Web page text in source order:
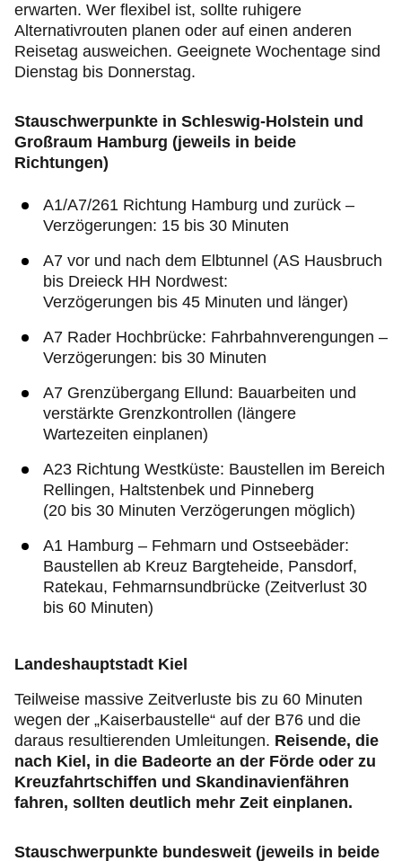
erwarten. Wer flexibel ist, sollte ruhigere
Alternativrouten planen oder auf einen anderen
Reisetag ausweichen. Geeignete Wochentage sind
Dienstag bis Donnerstag.
Stauschwerpunkte in Schleswig-Holstein und
Großraum Hamburg (jeweils in beide
Richtungen)
A1/A7/261 Richtung Hamburg und zurück –
Verzögerungen: 15 bis 30 Minuten
A7 vor und nach dem Elbtunnel (AS Hausbruch
bis Dreieck HH Nordwest:
Verzögerungen bis 45 Minuten und länger)
A7 Rader Hochbrücke: Fahrbahnverengungen –
Verzögerungen: bis 30 Minuten
A7 Grenzübergang Ellund: Bauarbeiten und
verstärkte Grenzkontrollen (längere
Wartezeiten einplanen)
A23 Richtung Westküste: Baustellen im Bereich
Rellingen, Haltstenbek und Pinneberg
(20 bis 30 Minuten Verzögerungen möglich)
A1 Hamburg – Fehmarn und Ostseebäder:
Baustellen ab Kreuz Bargteheide, Pansdorf,
Ratekau, Fehmarnsundbrücke (Zeitverlust 30
bis 60 Minuten)
Landeshauptstadt Kiel
Teilweise massive Zeitverluste bis zu 60 Minuten
wegen der „Kaiserbaustelle“ auf der B76 und die
daraus resultierenden Umleitungen. Reisende, die
nach Kiel, in die Badeorte an der Förde oder zu
Kreuzfahrtschiffen und Skandinavienfähren
fahren, sollten deutlich mehr Zeit einplanen.
Stauschwerpunkte bundesweit (jeweils in beide